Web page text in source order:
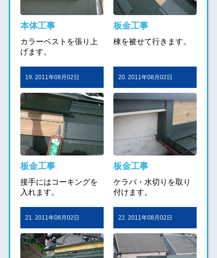
本体工事
カラーベストを張り上
げます。
板金工事
棟を被せて行きます。
19. 2011年08月02日
板金工事
接手にはコーキングを
入れます。
20. 2011年08月02日
板金工事
ケラバ・水切りを取り
付けます。
21. 2011年08月02日 22. 2011年08月02日